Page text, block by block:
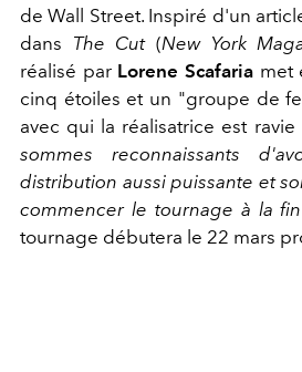
de Wall Street. Inspiré d'un
dans The Cut (New York
réalisé par Lorene Scafariamet
cinq étoiles et un "groupe de
avec qui la réalisatrice est
sommes reconnaissants
distribution aussi puissante et
commencer le tournage à la
tournage débutera le 22 mars